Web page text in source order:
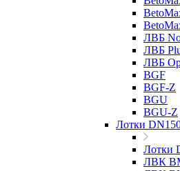
ЛВБ
ЛВБ
ЛВБ
BGF
BGF-Z
BGU
BGU-Z
Лотки
Лотки
ЛВК